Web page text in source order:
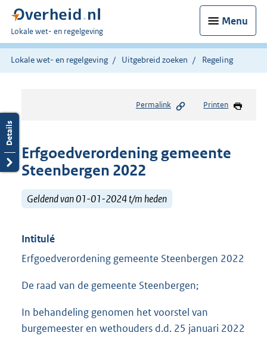
Menu
U
bent
hier:
Lokale wet- en regelgeving
Lokale wet- en regelgeving Uitgebreid zoeken Regeling
Permalink Printen
Erfgoedverordening gemeente
Steenbergen 2022
Geldend van 01-01-2024 t/m heden
Intitulé
Erfgoedverordening gemeente Steenbergen 2022
De raad van de gemeente Steenbergen;
In behandeling genomen het voorstel van
burgemeester en wethouders d.d. 25 januari 2022